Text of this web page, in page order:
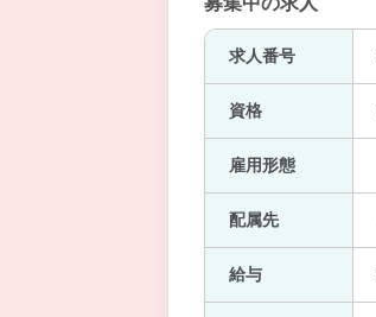
求人番号
資格
雇用形態
配属先
給与